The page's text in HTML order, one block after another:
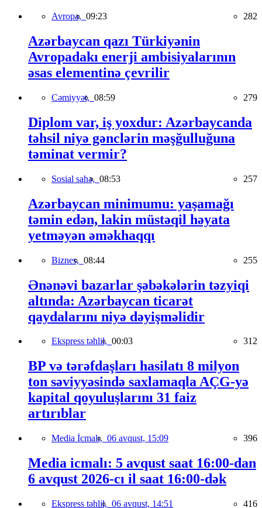
Avropa, 09:23 282
Azərbaycan qazı Türkiyənin
Avropadakı enerji ambisiyalarının
əsas elementinə çevrilir
Cəmiyyət, 08:59 279
Diplom var, iş yoxdur: Azərbaycanda
təhsil niyə gənclərin məşğulluğuna
təminat vermir?
Sosial sahə, 08:53 257
Azərbaycan minimumu: yaşamağı
təmin edən, lakin müstəqil həyata
yetməyən əməkhaqqı
Biznes, 08:44 255
Ənənəvi bazarlar şəbəkələrin təzyiqi
altında: Azərbaycan ticarət
qaydalarını niyə dəyişməlidir
Ekspress təhlil, 00:03 312
BP və tərəfdaşları hasilatı 8 milyon
ton səviyyəsində saxlamaqla AÇG-yə
kapital qoyuluşlarını 31 faiz
artırıblar
Media İcmalı, 06 avqust, 15:09 396
Media icmalı: 5 avqust saat 16:00-dan
6 avqust 2026-cı il saat 16:00-dək
Ekspress təhlil, 06 avqust, 14:51 416